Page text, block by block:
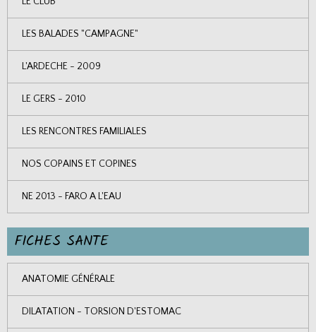
LES BALADES "CAMPAGNE"
L'ARDECHE - 2009
LE GERS - 2010
LES RENCONTRES FAMILIALES
NOS COPAINS ET COPINES
NE 2013 - FARO A L'EAU
FICHES SANTE
ANATOMIE GÉNÉRALE
DILATATION - TORSION D'ESTOMAC